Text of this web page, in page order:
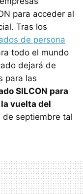
para acceder al
Tras los
de persona
todo el mundo
dejará de
para las
SILCON para
vuelta del
de septiembre tal